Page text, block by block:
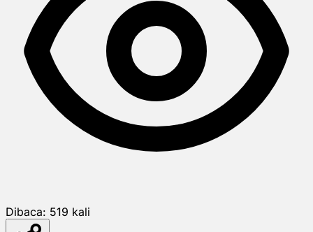
Dibaca: 519 kali